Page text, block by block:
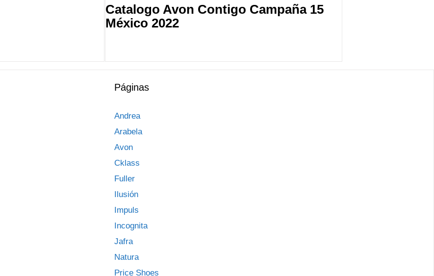
Catalogo Avon Contigo Campaña 15
México 2022
Páginas
Andrea
Arabela
Avon
Cklass
Fuller
Ilusión
Impuls
Incognita
Jafra
Natura
Price Shoes